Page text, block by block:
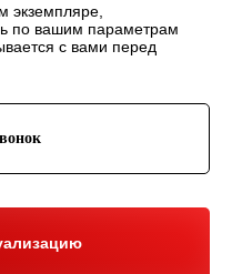
экземпляре,
по вашим параметрам
с вами перед
Контакты
Youtube
Telegram
Нельзяграм
Drive2